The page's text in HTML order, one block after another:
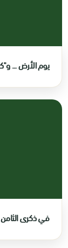
يوم الأرض ...
في ذكرى